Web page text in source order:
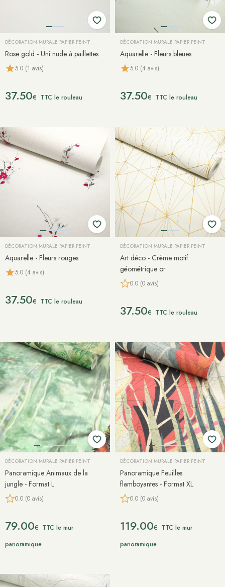
DÉCORATION MURALE PAPIER PEINT
Rose gold - Uni nude à paillettes
5.0 (1 avis)
37.50€ TTC le rouleau
DÉCORATION MURALE PAPIER PEINT
Aquarelle - Fleurs bleues
5.0 (4 avis)
37.50€ TTC le rouleau
DÉCORATION MURALE PAPIER PEINT
Aquarelle - Fleurs rouges
5.0 (4 avis)
37.50€ TTC le rouleau
DÉCORATION MURALE PAPIER PEINT
Art déco - Crème motif
géométrique or
0.0 (0 avis)
37.50€ TTC le rouleau
DÉCORATION MURALE PAPIER PEINT
Panoramique Animaux de la
jungle - Format L
0.0 (0 avis)
79.00€ TTC le mur
panoramique
DÉCORATION MURALE PAPIER PEINT
Panoramique Feuilles
flamboyantes - Format XL
0.0 (0 avis)
119.00€ TTC le mur
panoramique